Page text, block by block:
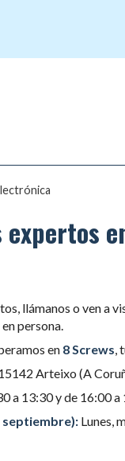
llámanos o ven a
persona.
en 8 Screws,
Arteixo (A
a 13:30 y de 16:00
septiembre): Lunes,